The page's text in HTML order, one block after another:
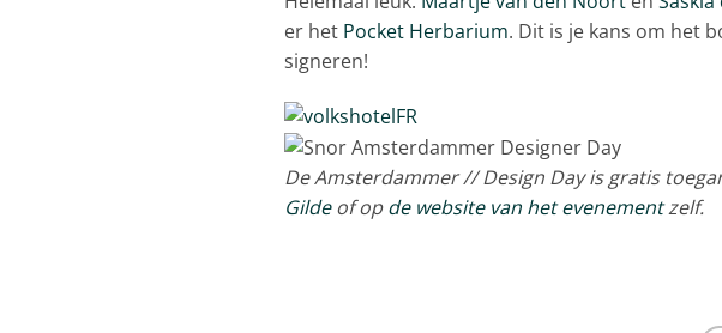
er het Pocket Herbarium. Dit is je kans om het
signeren!
De Amsterdammer // Design Day is gratis
Gildeof opde website van het evenementzelf.